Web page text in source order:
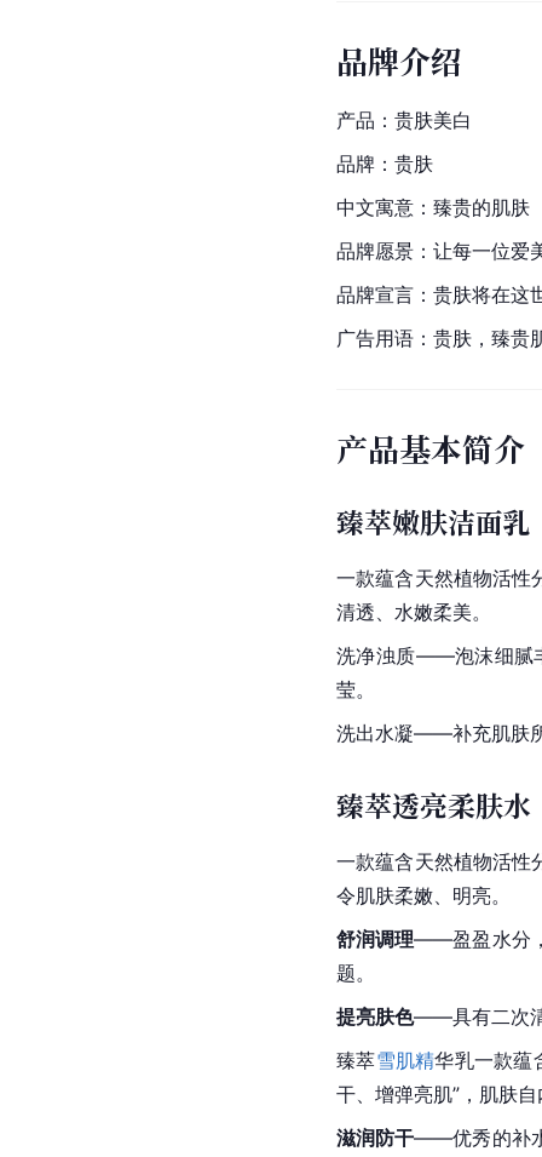
品牌介绍
产品：贵肤美白
品牌：贵肤
中文寓意：臻贵的肌肤
品牌愿景：让每一位爱
品牌宣言：贵肤将在这
广告用语：贵肤，臻贵
产品基本简介
臻萃嫩肤洁面乳
一款蕴含天然植物活性
清透、水嫩柔美。
洗净浊质——泡沫细腻
莹。
洗出水凝——补充肌肤
臻萃透亮柔肤水
一款蕴含天然植物活性
令肌肤柔嫩、明亮。
舒润调理——盈盈水分，
题。
提亮肤色——具有二次清
臻萃雪肌精华乳一款蕴
干、增弹亮肌”，肌肤
滋润防干——优秀的补水